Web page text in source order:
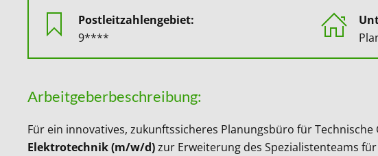
Postleitzahlengebiet:
9****
Arbeitgeberbeschreibung:
Für ein innovatives, zukunftssicheres Planungsbüro für
Elektrotechnik (m/w/d)zur Erweiterung des Spezialistenteams